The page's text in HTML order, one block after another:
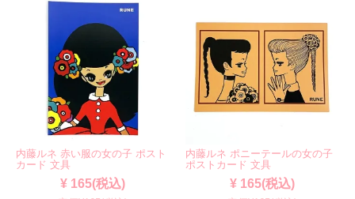
内藤ルネ 赤い服の女の子 ポスト
カード 文具
¥ 165(税込)
内藤ルネ ポニーテールの女の子
ポストカード 文具
¥ 165(税込)